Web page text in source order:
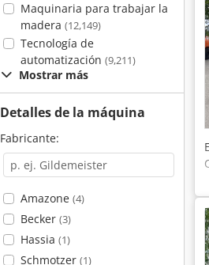
Maquinaria para trabajar la
madera (12,149)
Tecnología de
automatización (9,211)
Mostrar más
Detalles de la máquina
Fabricante:
Amazone (4)
Becker (3)
Hassia (1)
Schmotzer (1)